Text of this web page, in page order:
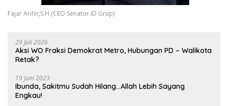
Fajar Arifin,S.H (CEO Senator.ID Grup)
29 Juli 2026
Aksi WO Fraksi Demokrat Metro, Hubungan PD – Walikota
Retak?
19 Juni 2023
Ibunda, Sakitmu Sudah Hilang…Allah Lebih Sayang
Engkau!